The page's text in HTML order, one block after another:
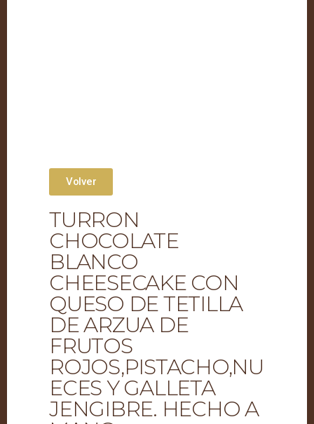
Volver
TURRON
CHOCOLATE
BLANCO
CHEESECAKE CON
QUESO DE TETILLA
DE ARZUA DE
FRUTOS
ROJOS,PISTACHO,NU
ECES Y GALLETA
JENGIBRE. HECHO A